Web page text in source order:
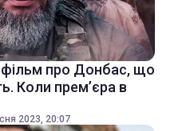
фільм про Донбас, що
Коли прем’єра в
2023, 20:07